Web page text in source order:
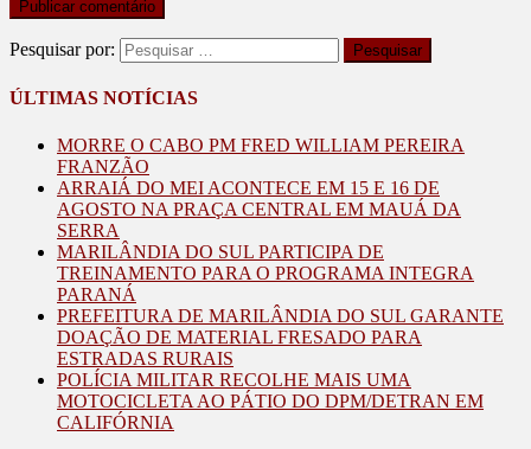
Pesquisar por:
ÚLTIMAS NOTÍCIAS
MORRE O CABO PM FRED WILLIAM PEREIRA
FRANZÃO
ARRAIÁ DO MEI ACONTECE EM 15 E 16 DE
AGOSTO NA PRAÇA CENTRAL EM MAUÁ DA
SERRA
MARILÂNDIA DO SUL PARTICIPA DE
TREINAMENTO PARA O PROGRAMA INTEGRA
PARANÁ
PREFEITURA DE MARILÂNDIA DO SUL GARANTE
DOAÇÃO DE MATERIAL FRESADO PARA
ESTRADAS RURAIS
POLÍCIA MILITAR RECOLHE MAIS UMA
MOTOCICLETA AO PÁTIO DO DPM/DETRAN EM
CALIFÓRNIA